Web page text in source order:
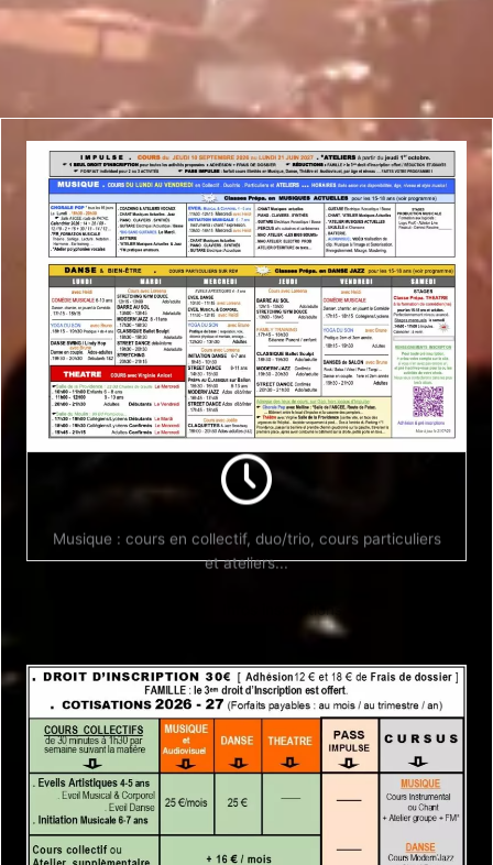
Musique : cours en collectif, duo/trio, cours particuliers
et ateliers...
Jours et horaires fixés en fonction de vos disponibilités,
âge, niveau et style musical.
Infos Inscriptions
Infos inscriptions